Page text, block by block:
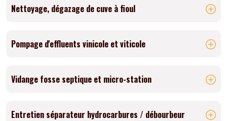
Nettoyage, dégazage de cuve à fioul
Pompage d'effluents vinicole et viticole
Vidange fosse septique et micro-station
Entretien séparateur hydrocarbures / débourbeur